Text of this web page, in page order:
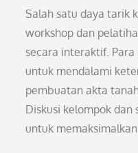
Salah satu daya tarik
workshop dan
secara interaktif.
untuk mendalami
pembuatan akta
Diskusi kelompok
untuk